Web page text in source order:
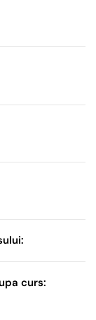
curs: